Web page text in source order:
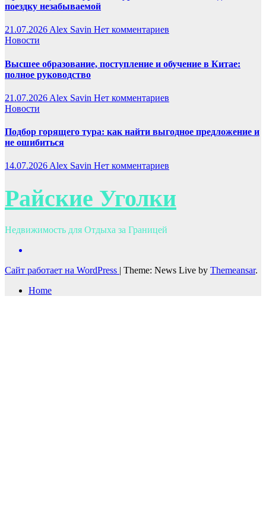
поездку незабываемой
21.07.2026 Alex Savin Нет комментариев
Новости
Высшее образование, поступление и обучение в Китае:
полное руководство
21.07.2026 Alex Savin Нет комментариев
Новости
Подбор горящего тура: как найти выгодное предложение и
не ошибиться
14.07.2026 Alex Savin Нет комментариев
Райские Уголки
Недвижимость для Отдыха за Границей
Сайт работает на WordPress | Theme: News Live by Themeansar.
Home